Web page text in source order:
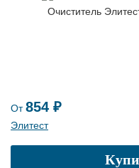
Очиститель
От854 ₽
Элитест